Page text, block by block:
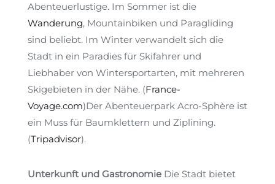
Abenteuerlustige. Im Sommer ist die
Wanderung, Mountainbiken und Paragliding
sind beliebt. Im Winter verwandelt sich die
Stadt in ein Paradies für Skifahrer und
Liebhaber von Wintersportarten, mit mehreren
Skigebieten in der Nähe. (France-
Voyage.com)Der Abenteuerpark Acro-Sphère ist
ein Muss für Baumklettern und Ziplining.
(Tripadvisor).
Unterkunft und Gastronomie Die Stadt bietet